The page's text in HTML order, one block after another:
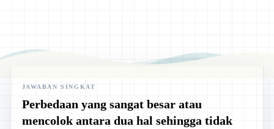
JAWABAN SINGKAT
Perbedaan yang sangat besar atau
mencolok antara dua hal sehingga tidak